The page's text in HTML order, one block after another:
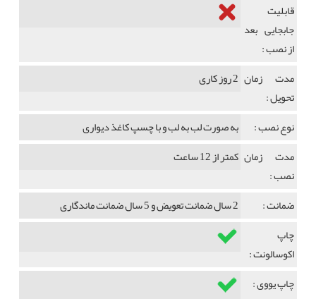
قابلیت
جابجایی بعد
از نصب :
مدت زمان
تحویل :
2 روز کاری
نوع نصب :
به صورت لب به لب و با چسپ کاغذ دیواری
مدت زمان
نصب :
کمتر از 12 ساعت
ضمانت :
2 سال ضمانت تعویض و 5 سال ضمانت ماندگاری
چاپ
اکوسالونت :
چاپ یووی :